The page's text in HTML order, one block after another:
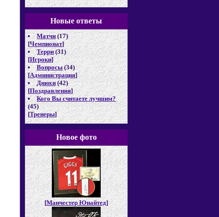
Новые ответы
Матчи (17)
[Чемпионат]
Терри (31)
[Игроки]
Вопросы (34)
[Администрация]
Днюхи (42)
[Поздравления]
Кого Вы считаете лучшим?
(45)
[Тренеры]
Новое фото
[Манчестер Юнайтед]